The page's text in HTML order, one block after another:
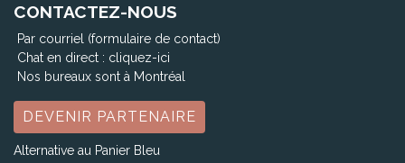
CONTACTEZ-NOUS
Par courriel (formulaire de contact)
Chat en direct : cliquez-ici
Nos bureaux sont à Montréal
DEVENIR PARTENAIRE
Alternative au Panier Bleu